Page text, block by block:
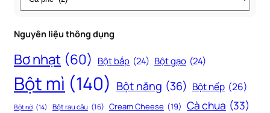
Nguyên liệu thông dụng
Bơ nhạt (60) Bột bắp (24) Bột gạo (24)
Bột mì (140) Bột năng (36) Bột nếp (26)
Bột nở (14) Bột rau câu (16) Cream Cheese (19) Cà chua (33)